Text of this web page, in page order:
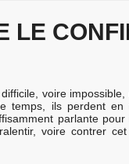
LE
voire
temps, ils perdent
parlante
voire contrer